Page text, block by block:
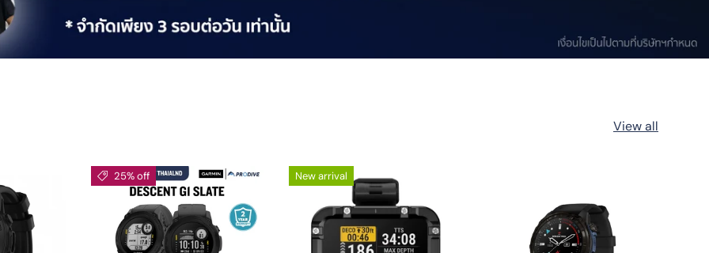
View all
25% off New arrival